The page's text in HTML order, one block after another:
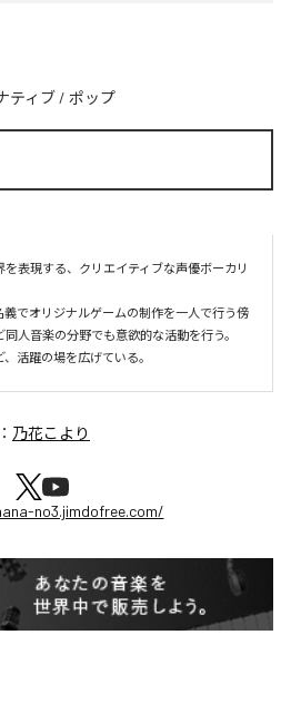
ティブ / ポップ
表現する、クリエイティブな声優ボーカリ
義でオリジナルゲームの制作を一人で行う傍
人音楽の分野でも意欲的な活動を行う。
活躍の場を広げている。
乃花こより
no3.jimdofree.com/